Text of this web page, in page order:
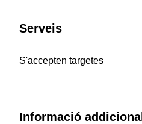
Serveis
S'accepten targetes
Informació addicional